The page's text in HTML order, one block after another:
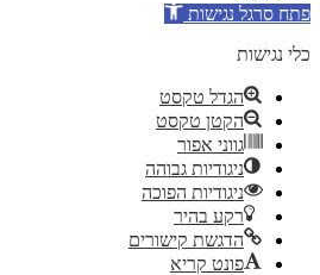
פתח סרגל נגישות
כלי נגישות
הגדל טקסט
הקטן טקסט
גווני אפור
ניגודיות גבוהה
ניגודיות הפוכה
רקע בהיר
הדגשת קישורים
פונט קריא